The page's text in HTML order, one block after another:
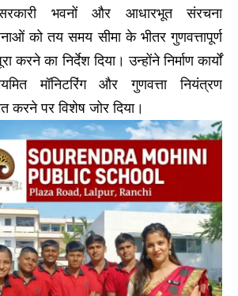
भवनों और आधारभूत संरचना
को तय समय सीमा के भीतर गुणवत्तापूर्ण
करने का निर्देश दिया। उन्होंने निर्माण कार्यों
मॉनिटरिंग और गुणवत्ता नियंत्रण
करने पर विशेष जोर दिया।